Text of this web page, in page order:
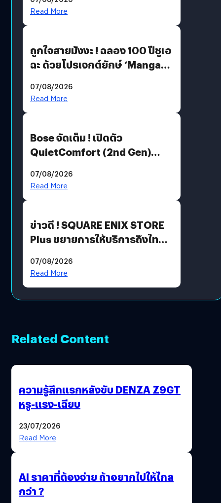
Read More
ถูกใจสายมังงะ ! ฉลอง 100 ปีชูเอ
ฉะ ด้วยโปรเจกต์ยักษ์ ‘Manga
มีภาษาไทยด้วย
07/08/2026
Read More
Bose จัดเต็ม ! เปิดตัว
QuietComfort (2nd Gen)
07/08/2026
Read More
ข่าวดี ! SQUARE ENIX STORE
Plus ขยายการให้บริการถึงไทย
โดยตรง
07/08/2026
Read More
Related Content
ความรู้สึกแรกหลังขับ DENZA Z9GT
หรู-แรง-เฉียบ
23/07/2026
Read More
AI ราคาที่ต้องจ่าย ถ้าอยากไปให้ไกล
กว่า ?